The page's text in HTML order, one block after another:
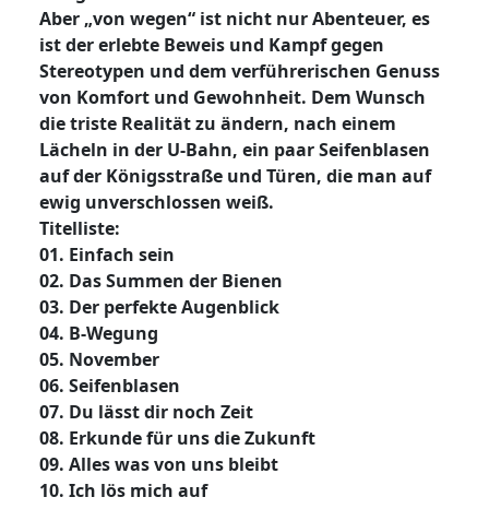
Aber „von wegen“ ist nicht nur Abenteuer, es
ist der erlebte Beweis und Kampf gegen
Stereotypen und dem verführerischen Genuss
von Komfort und Gewohnheit. Dem Wunsch
die triste Realität zu ändern, nach einem
Lächeln in der U-Bahn, ein paar Seifenblasen
auf der Königsstraße und Türen, die man auf
ewig unverschlossen weiß.
Titelliste:
01. Einfach sein
02. Das Summen der Bienen
03. Der perfekte Augenblick
04. B-Wegung
05. November
06. Seifenblasen
07. Du lässt dir noch Zeit
08. Erkunde für uns die Zukunft
09. Alles was von uns bleibt
10. Ich lös mich auf